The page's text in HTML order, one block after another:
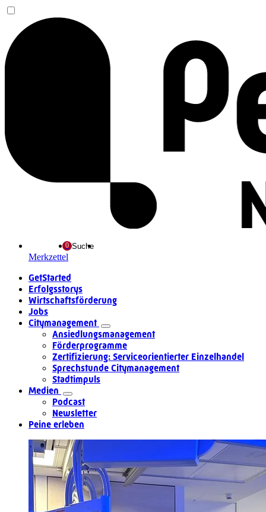
Merkzettel
Suche
GetStarted
Erfolgsstorys
Wirtschaftsförderung
Jobs
Citymanagement
Ansiedlungsmanagement
Förderprogramme
Zertifizierung: Serviceorientierter Einzelhandel
Sprechstunde Citymanagement
Stadtimpuls
Medien
Podcast
Newsletter
Peine erleben